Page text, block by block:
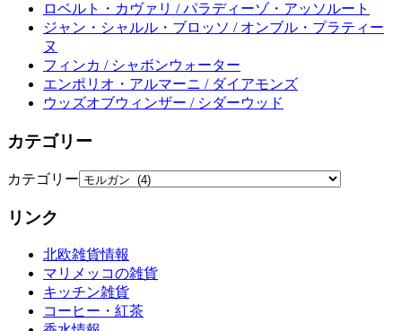
ロベルト・カヴァリ / パラディーゾ・アッソルート
ジャン・シャルル・ブロッソ / オンブル・プラティー
ヌ
フィンカ / シャボンウォーター
エンポリオ・アルマーニ / ダイアモンズ
ウッズオブウィンザー / シダーウッド
カテゴリー
カテゴリー
リンク
北欧雑貨情報
マリメッコの雑貨
キッチン雑貨
コーヒー・紅茶